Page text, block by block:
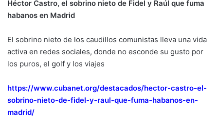
Héctor Castro, el sobrino nieto de Fidel y Raúl que fuma
habanos en Madrid
El sobrino nieto de los caudillos comunistas lleva una vida
activa en redes sociales, donde no esconde su gusto por
los puros, el golf y los viajes
https://www.cubanet.org/destacados/hector-castro-el-
sobrino-nieto-de-fidel-y-raul-que-fuma-habanos-en-
madrid/